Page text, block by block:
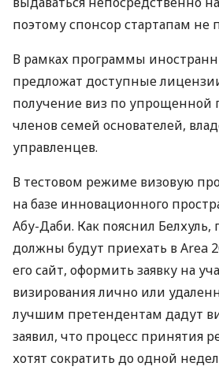
поэтому спонсор стартапам не
В рамках программы
предложат доступные
получение виз по упрощенной
членов семей основателей,
управленцев.
В тестовом режиме визовую
на базе инновационного
Абу-Даби. Как пояснил
должны будут приехать в Area
его сайт, оформить заявку на
визирования лично или
лучшим претендентам дадут
заявил, что процесс принятия
хотят сократить до одной